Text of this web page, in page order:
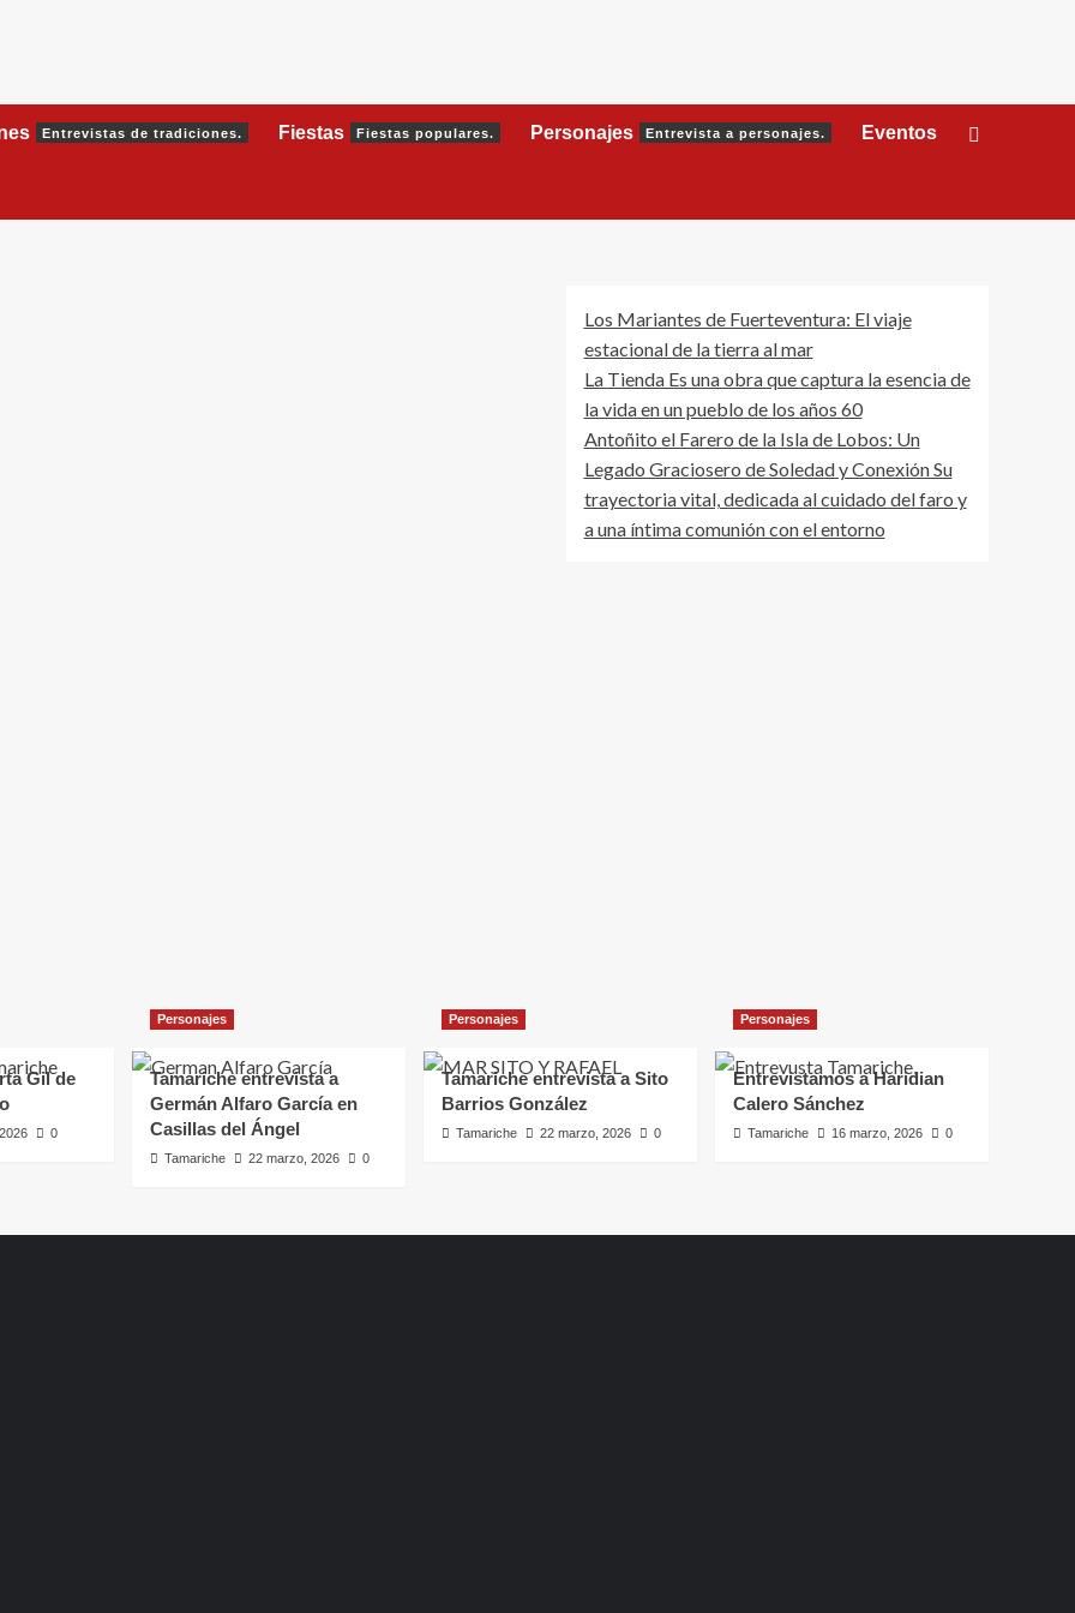
Entrevistas de tradiciones. Fiestas Fiestas populares. Personajes Entrevista a personajes. Eventos
Los Mariantes de Fuerteventura: El viaje
estacional de la tierra al mar
La Tienda Es una obra que captura la esencia de
la vida en un pueblo de los años 60
Antoñito el Farero de la Isla de Lobos: Un
Legado Graciosero de Soledad y Conexión Su
trayectoria vital, dedicada al cuidado del faro y
a una íntima comunión con el entorno
Gil de
0
Personajes
Tamariche entrevista a
Germán Alfaro García en
Casillas del Ángel
Tamariche 22 marzo, 2026 0
Personajes
Tamariche entrevista a Sito
Barrios González
Tamariche 22 marzo, 2026 0
Personajes
Entrevistamos a Haridian
Calero Sánchez
Tamariche 16 marzo, 2026 0